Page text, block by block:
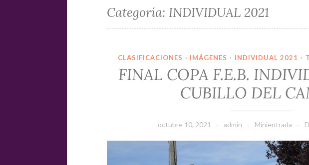
Categoría: INDIVIDUAL 2021
CLASIFICACIONES · IMÁGENES · INDIVIDUAL 2021 ·
FINAL COPA F.E.B.
CUBILLO DEL
octubre 10, 2021 admin Minientrada